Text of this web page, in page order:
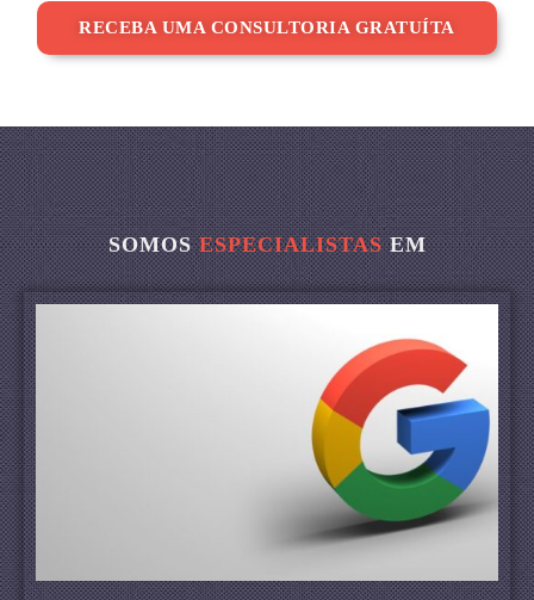
RECEBA UMA CONSULTORIA GRATUÍTA
SOMOSESPECIALISTASEM